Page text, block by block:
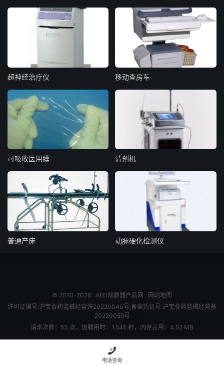
超神经治疗仪 移动查房车
可吸收医用膜 清创机
普通产床 动脉硬化检测仪
© 2010-2026 AED除颤器产品网
网站地图
许可证编号:沪宝食药监械经营许20220040号;备案凭证号:沪宝食药监械经营备
20220059号
请求次数：53 次，加载用时：1.545 秒，内存占用：4.52 MB

电话咨询